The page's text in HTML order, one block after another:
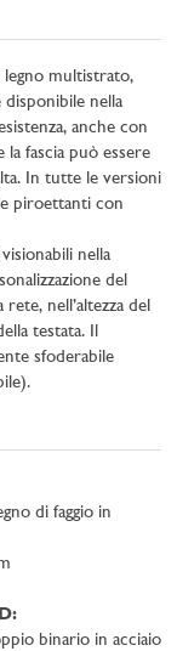
multistrato,
disponibile nella
anche con
la fascia può essere
In tutte le versioni
piroettanti con
nella
del
nell’altezza del
testata. Il
sfoderabile
di faggio in
binario in acciaio